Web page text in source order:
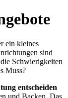
ein kleines
sind
Schwierigkeiten
Muss?
entscheiden
und Backen. Das